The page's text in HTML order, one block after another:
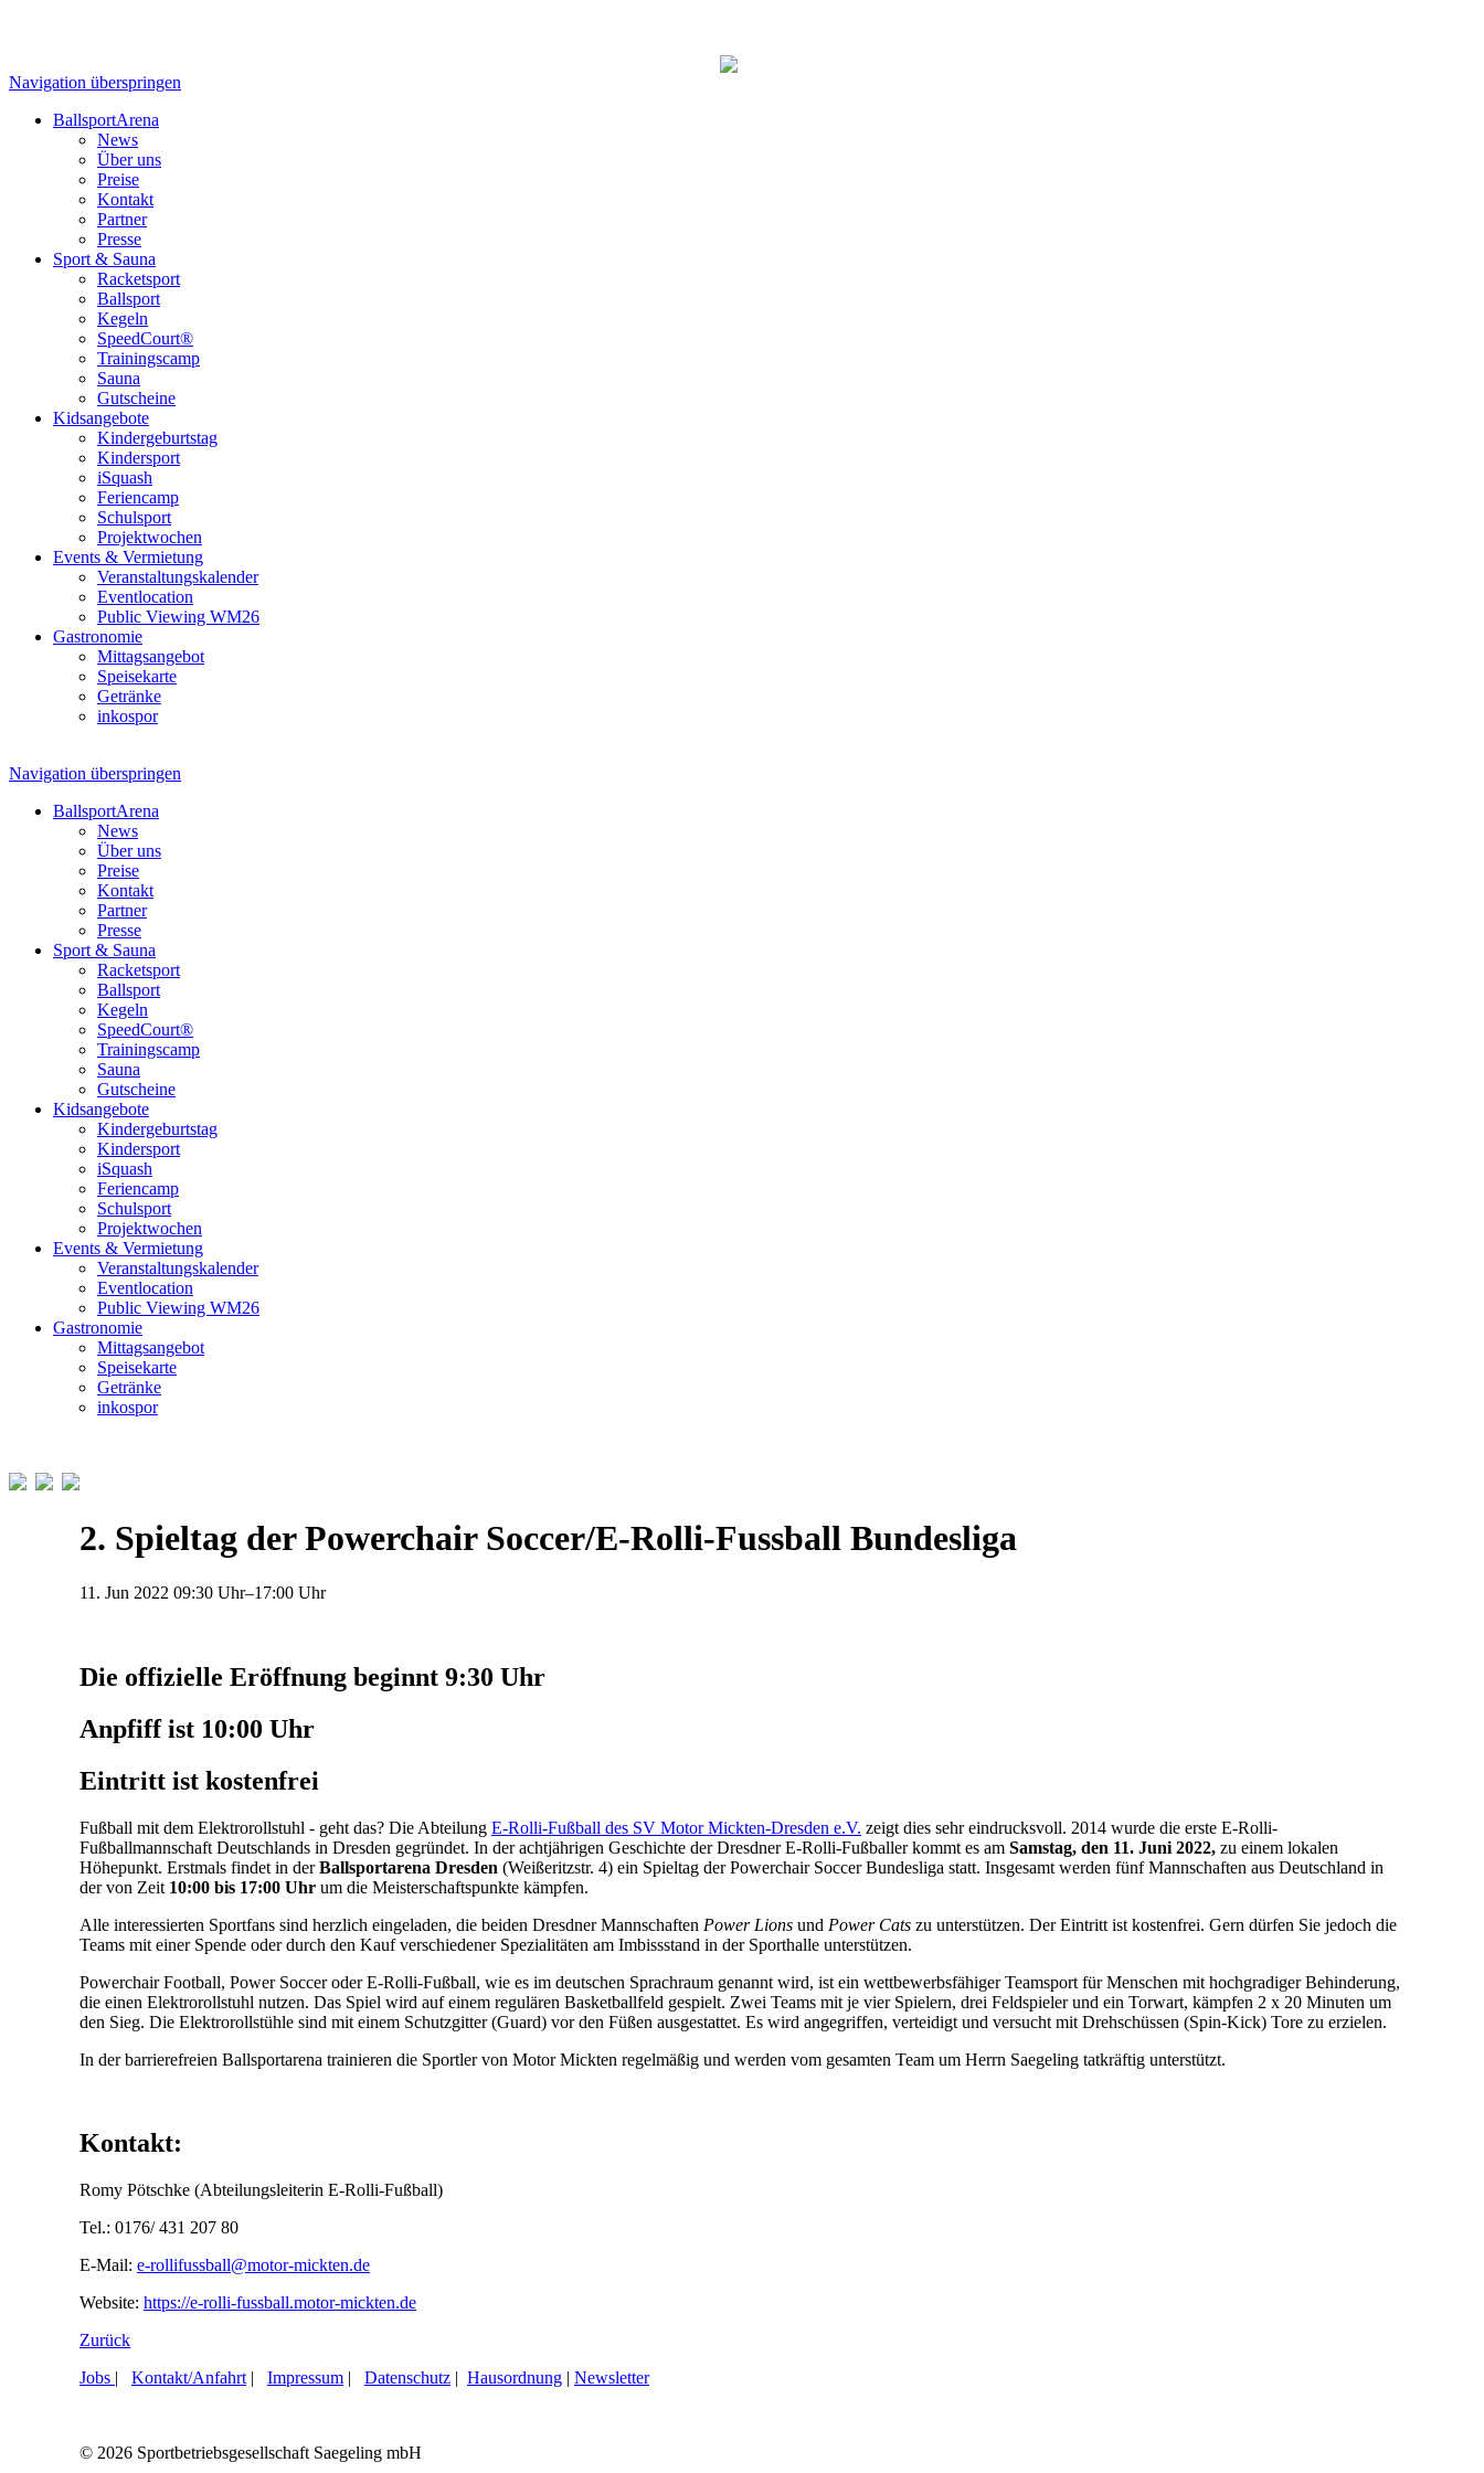
Navigation überspringen
BallsportArena
News
Über uns
Preise
Kontakt
Partner
Presse
Sport & Sauna
Racketsport
Ballsport
Kegeln
SpeedCourt®
Trainingscamp
Sauna
Gutscheine
Kidsangebote
Kindergeburtstag
Kindersport
iSquash
Feriencamp
Schulsport
Projektwochen
Events & Vermietung
Veranstaltungskalender
Eventlocation
Public Viewing WM26
Gastronomie
Mittagsangebot
Speisekarte
Getränke
inkospor
Navigation überspringen
BallsportArena
News
Über uns
Preise
Kontakt
Partner
Presse
Sport & Sauna
Racketsport
Ballsport
Kegeln
SpeedCourt®
Trainingscamp
Sauna
Gutscheine
Kidsangebote
Kindergeburtstag
Kindersport
iSquash
Feriencamp
Schulsport
Projektwochen
Events & Vermietung
Veranstaltungskalender
Eventlocation
Public Viewing WM26
Gastronomie
Mittagsangebot
Speisekarte
Getränke
inkospor
2. Spieltag der Powerchair Soccer/E-Rolli-Fussball Bundesliga
11. Jun 2022 09:30 Uhr–17:00 Uhr
Die offizielle Eröffnung beginnt 9:30 Uhr
Anpfiff ist 10:00 Uhr
Eintritt ist kostenfrei
Fußball mit dem Elektrorollstuhl - geht das? Die Abteilung E-Rolli-Fußball des SV Motor Mickten-Dresden e.V. zeigt dies sehr eindrucksvoll. 2014 wurde die erste E-Rolli-
Fußballmannschaft Deutschlands in Dresden gegründet. In der achtjährigen Geschichte der Dresdner E-Rolli-Fußballer kommt es am Samstag, den 11. Juni 2022, zu einem lokalen
Höhepunkt. Erstmals findet in derBallsportarena Dresden (Weißeritzstr. 4) ein Spieltag der Powerchair Soccer Bundesliga statt. Insgesamt werden fünf Mannschaften aus Deutschland in
der von Zeit 10:00 bis 17:00 Uhr um die Meisterschaftspunkte kämpfen.
Alle interessierten Sportfans sind herzlich eingeladen, die beiden Dresdner Mannschaften Power Lions und Power Cats zu unterstützen. Der Eintritt ist kostenfrei. Gern dürfen Sie jedoch die
Teams mit einer Spende oder durch den Kauf verschiedener Spezialitäten am Imbissstand in der Sporthalle unterstützen.
Powerchair Football, Power Soccer oder E-Rolli-Fußball, wie es im deutschen Sprachraum genannt wird, ist ein wettbewerbsfähiger Teamsport für Menschen mit hochgradiger Behinderung,
die einen Elektrorollstuhl nutzen. Das Spiel wird auf einem regulären Basketballfeld gespielt. Zwei Teams mit je vier Spielern, drei Feldspieler und ein Torwart, kämpfen 2 x 20 Minuten um
den Sieg. Die Elektrorollstühle sind mit einem Schutzgitter (Guard) vor den Füßen ausgestattet. Es wird angegriffen, verteidigt und versucht mit Drehschüssen (Spin-Kick) Tore zu erzielen.
In der barrierefreien Ballsportarena trainieren die Sportler von Motor Mickten regelmäßig und werden vom gesamten Team um Herrn Saegeling tatkräftig unterstützt.
Kontakt:
Romy Pötschke (Abteilungsleiterin E-Rolli-Fußball)
Tel.: 0176/ 431 207 80
E-Mail: e-rollifussball@motor-mickten.de
Website: https://e-rolli-fussball.motor-mickten.de
Zurück
Jobs | Kontakt/Anfahrt | Impressum | Datenschutz | Hausordnung | Newsletter
© 2026 Sportbetriebsgesellschaft Saegeling mbH